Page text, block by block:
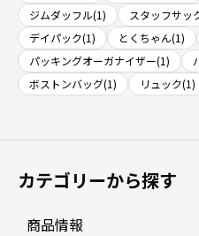
ジムダッフル(1)
スタッフサッ
デイパック(1)
とくちゃん(1)
パッキングオーガナイザー(1)
ボストンバッグ(1)
リュック(1)
カテゴリーから探す
商品情報